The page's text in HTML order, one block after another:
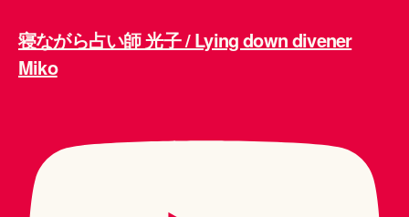
寝ながら占い師 光子 / Lying down divener
Miko